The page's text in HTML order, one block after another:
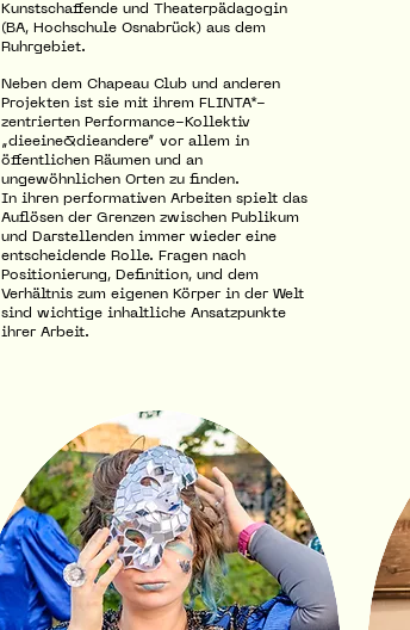
Kunstschaffende und Theaterpädagogin
(BA, Hochschule Osnabrück) aus dem
Ruhrgebiet.
Neben dem Chapeau Club und anderen
Projekten ist sie mit ihrem FLINTA*-
zentrierten Performance-Kollektiv
„dieeine&dieandere“ vor allem in
öffentlichen Räumen und an
ungewöhnlichen Orten zu finden.
In ihren performativen Arbeiten spielt das
Auflösen der Grenzen zwischen Publikum
und Darstellenden immer wieder eine
entscheidende Rolle. Fragen nach
Positionierung, Definition, und dem
Verhältnis zum eigenen Körper in der Welt
sind wichtige inhaltliche Ansatzpunkte
ihrer Arbeit.